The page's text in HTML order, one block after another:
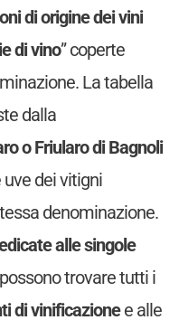
di origine dei vini
di vino” coperte
La tabella
dalla
o Friularo di Bagnoli
dei vitigni
denominazione.
alle singole
trovare tutti i
di vinificazionee alle